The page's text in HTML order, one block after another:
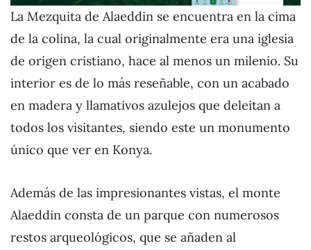
La Mezquita de Alaeddin se encuentra en la cima
de la colina, la cual originalmente era una iglesia
de origen cristiano, hace al menos un milenio. Su
interior es de lo más reseñable, con un acabado
en madera y llamativos azulejos que deleitan a
todos los visitantes, siendo este un monumento
único que ver en Konya.
Además de las impresionantes vistas, el monte
Alaeddin consta de un parque con numerosos
restos arqueológicos, que se añaden al